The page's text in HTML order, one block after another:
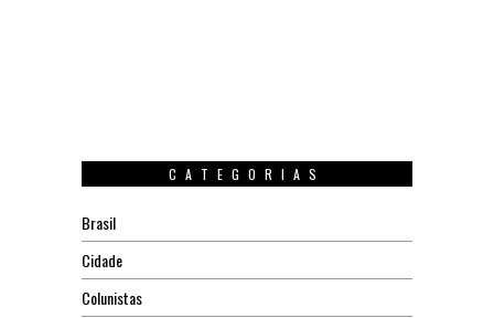
CATEGORIAS
Brasil
Cidade
Colunistas